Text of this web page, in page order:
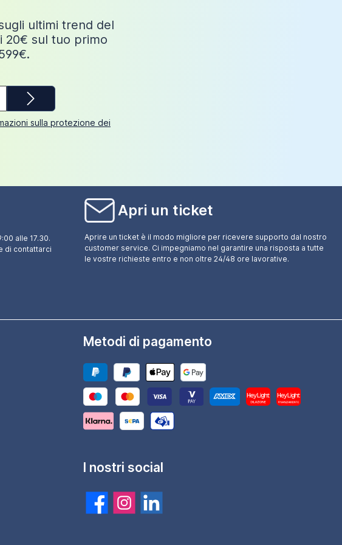
ultimi trend del
20€ sul tuo primo
sulla protezione dei
alle 17.30.
di contattarci
Apri un ticket
Aprire un ticket è il modo migliore per ricevere supporto dal nostro
customer service. Ci impegniamo nel garantire una risposta a tutte
le vostre richieste entro e non oltre 24/48 ore lavorative.
Metodi di pagamento
I nostri social